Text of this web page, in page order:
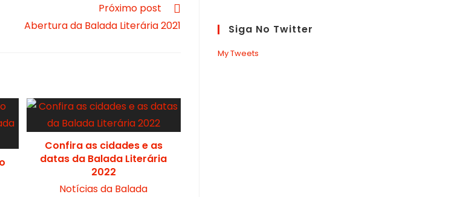
Próximo post
Abertura da Balada Literária 2021
Confira as cidades e as
datas da Balada Literária
2022
Notícias da Balada
Siga No Twitter
My Tweets